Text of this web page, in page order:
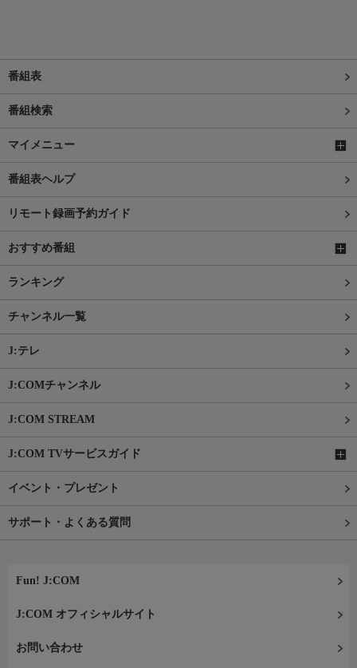
番組表
番組検索
マイメニュー
番組表ヘルプ
リモート録画予約ガイド
おすすめ番組
ランキング
チャンネル一覧
J:テレ
J:COMチャンネル
J:COM STREAM
J:COM TVサービスガイド
イベント・プレゼント
サポート・よくある質問
Fun! J:COM
J:COM オフィシャルサイト
お問い合わせ